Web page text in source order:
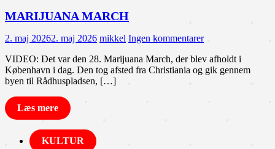
MARIJUANA MARCH
2. maj 20262. maj 2026 mikkel Ingen kommentarer
VIDEO: Det var den 28. Marijuana March, der blev afholdt i
København i dag. Den tog afsted fra Christiania og gik gennem
byen til Rådhuspladsen, […]
Læs mere
KULTUR